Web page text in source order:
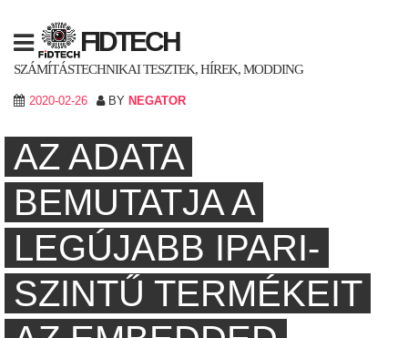
content
FIDTECH
SZÁMÍTÁSTECHNIKAI TESZTEK, HÍREK, MODDING
2020-02-26 BY NEGATOR
AZ ADATA
BEMUTATJA A
LEGÚJABB IPARI-
SZINTŰ TERMÉKEIT